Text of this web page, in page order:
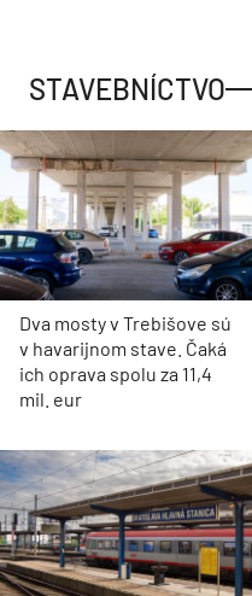
STAVEBNÍCTVO
Dva mosty v Trebišove sú
v havarijnom stave. Čaká
ich oprava spolu za 11,4
mil. eur